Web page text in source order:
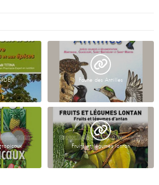
Faune des Antilles
Fruits et légumes lontan